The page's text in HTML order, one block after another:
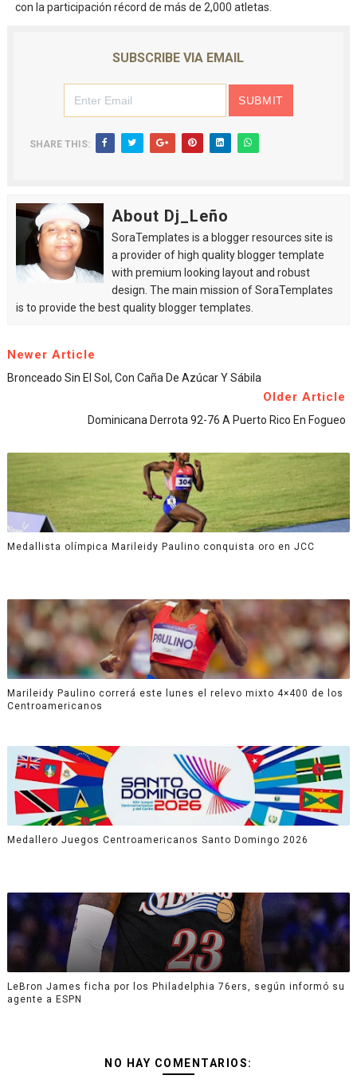
con la participación récord de más de 2,000 atletas.
SUBSCRIBE VIA EMAIL
SHARE THIS:
About Dj_Leño
SoraTemplates is a blogger resources site is
a provider of high quality blogger template
with premium looking layout and robust
design. The main mission of SoraTemplates
is to provide the best quality blogger templates.
Newer Article
Bronceado Sin El Sol, Con Caña De Azúcar Y Sábila
Older Article
Dominicana Derrota 92-76 A Puerto Rico En Fogueo
Medallista olímpica Marileidy Paulino conquista oro en JCC
Marileidy Paulino correrá este lunes el relevo mixto 4×400 de los
Centroamericanos
Medallero Juegos Centroamericanos Santo Domingo 2026
LeBron James ficha por los Philadelphia 76ers, según informó su
agente a ESPN
NO HAY COMENTARIOS: